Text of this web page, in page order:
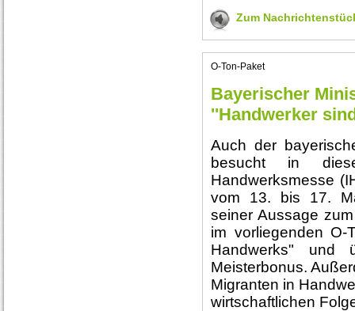
Zum
O-Ton-Paket
Bayerischer
''Handwerker
Auch der
besucht in
Handwerksmesse
vom 13. bis 17.
seiner Aussage
im vorliegenden
Handwerks" und
Meisterbonus.
Migranten in
wirtschaftlichen